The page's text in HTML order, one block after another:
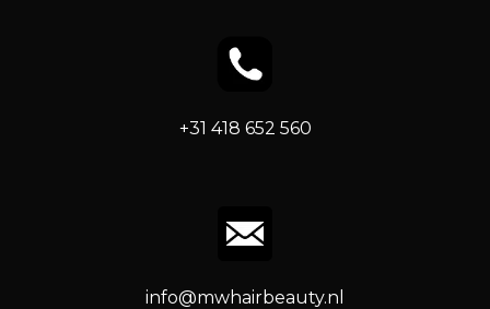
+31 418 652 560
info@mwhairbeauty.nl